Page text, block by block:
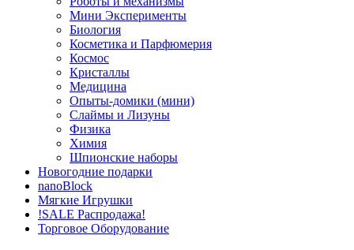
Мини Эксперименты
Биология
Косметика и Парфюмерия
Космос
Кристаллы
Медицина
Опыты-домики (мини)
Слаймы и Лизуны
Физика
Химия
Шпионские наборы
Новогодние подарки
nanoBlock
Мягкие Игрушки
!SALE Распродажа!
Торговое Оборудование